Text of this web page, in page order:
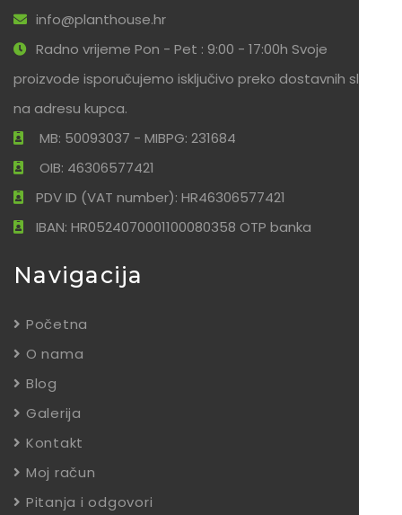
info@planthouse.hr
Radno vrijeme Pon - Pet : 9:00 - 17:00h Svoje
proizvode isporučujemo isključivo preko dostavnih službi
na adresu kupca.
MB: 50093037 - MIBPG: 231684
OIB: 46306577421
PDV ID (VAT number): HR46306577421
IBAN: HR0524070001100080358 OTP banka
Navigacija
Početna
O nama
Blog
Galerija
Kontakt
Moj račun
Pitanja i odgovori